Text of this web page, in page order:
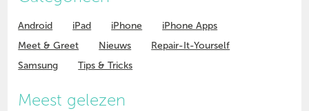
Android iPad iPhone
iPhone Apps
Meet & Greet
Nieuws
Repair-It-Yourself
Samsung
Tips & Tricks
Meest gelezen